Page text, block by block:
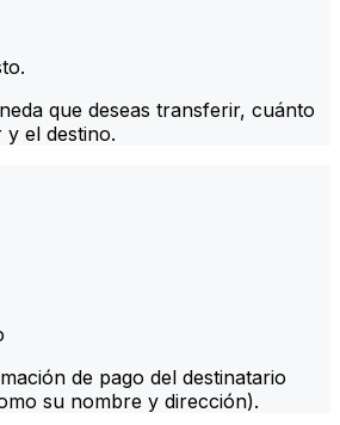
que deseas transferir, cuánto
y el destino.
de pago del destinatario
su nombre y dirección).